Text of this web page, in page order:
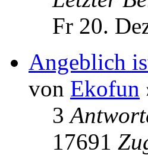
Fr 20.
Angeblich
von Ekofun
3
17691